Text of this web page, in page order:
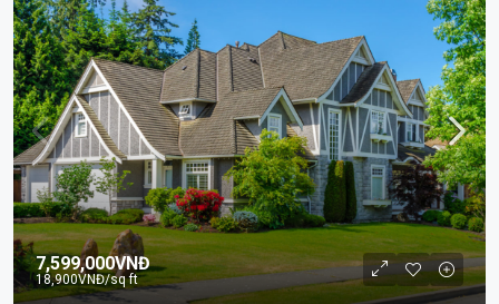
7,599,000VNĐ
18,900VNĐ/sq ft